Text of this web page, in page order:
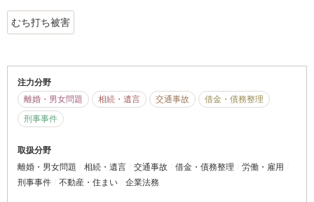
むち打ち被害
注力分野
離婚・男女問題
相続・遺言 交通事故
借金・債務整理
刑事事件
取扱分野
離婚・男女問題
相続・遺言 交通事故 借金・債務整理
労働・雇用
刑事事件
不動産・住まい 企業法務